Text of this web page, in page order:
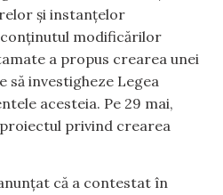
și instanțelor
modificărilor
a propus crearea unei
să investigheze Legea
acesteia. Pe 29 mai,
privind crearea
că a contestat în